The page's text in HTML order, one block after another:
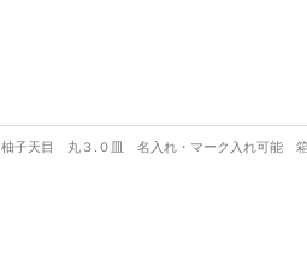
柚子天目 丸３.０皿 名入れ・マーク入れ可能